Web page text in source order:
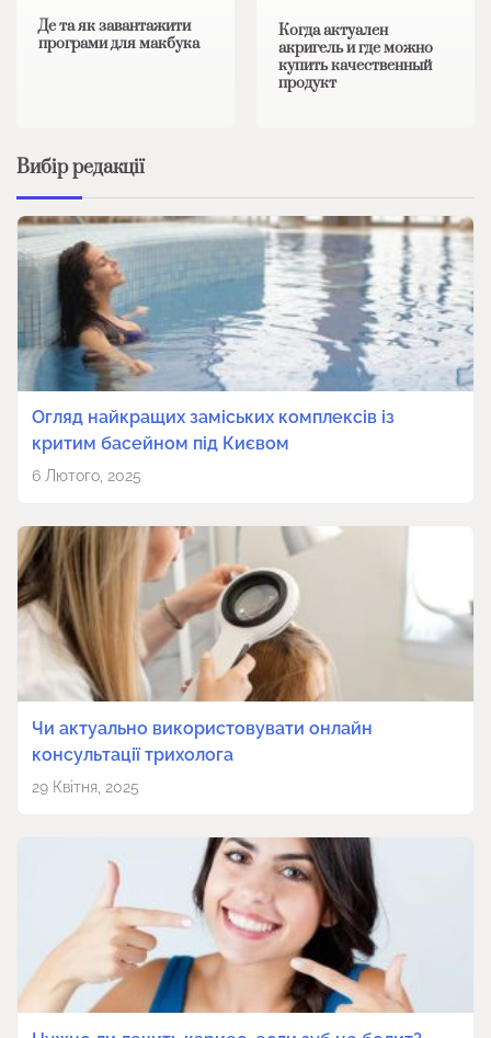
Де та як завантажити
програми для макбука
Когда актуален
акригель и где можно
купить качественный
продукт
Вибір редакції
Огляд найкращих заміських комплексів із
критим басейном під Києвом
6 Лютого, 2025
Чи актуально використовувати онлайн
консультації трихолога
29 Квітня, 2025